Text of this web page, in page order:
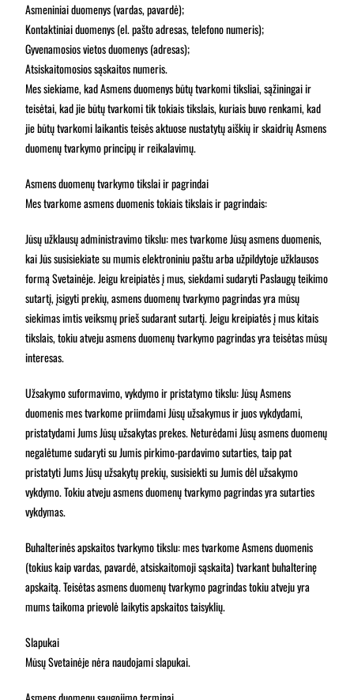
Asmeniniai duomenys (vardas, pavardė);
Kontaktiniai duomenys (el. pašto adresas, telefono numeris);
Gyvenamosios vietos duomenys (adresas);
Atsiskaitomosios sąskaitos numeris.
Mes siekiame, kad Asmens duomenys būtų tvarkomi tiksliai, sąžiningai ir
teisėtai, kad jie būtų tvarkomi tik tokiais tikslais, kuriais buvo renkami, kad
jie būtų tvarkomi laikantis teisės aktuose nustatytų aiškių ir skaidrių Asmens
duomenų tvarkymo principų ir reikalavimų.
Asmens duomenų tvarkymo tikslai ir pagrindai
Mes tvarkome asmens duomenis tokiais tikslais ir pagrindais:
Jūsų užklausų administravimo tikslu: mes tvarkome Jūsų asmens duomenis,
kai Jūs susisiekiate su mumis elektroniniu paštu arba užpildytoje užklausos
formą Svetainėje. Jeigu kreipiatės į mus, siekdami sudaryti Paslaugų teikimo
sutartį, įsigyti prekių, asmens duomenų tvarkymo pagrindas yra mūsų
siekimas imtis veiksmų prieš sudarant sutartį. Jeigu kreipiatės į mus kitais
tikslais, tokiu atveju asmens duomenų tvarkymo pagrindas yra teisėtas mūsų
interesas.
Užsakymo suformavimo, vykdymo ir pristatymo tikslu: Jūsų Asmens
duomenis mes tvarkome priimdami Jūsų užsakymus ir juos vykdydami,
pristatydami Jums Jūsų užsakytas prekes. Neturėdami Jūsų asmens duomenų
negalėtume sudaryti su Jumis pirkimo-pardavimo sutarties, taip pat
pristatyti Jums Jūsų užsakytų prekių, susisiekti su Jumis dėl užsakymo
vykdymo. Tokiu atveju asmens duomenų tvarkymo pagrindas yra sutarties
vykdymas.
Buhalterinės apskaitos tvarkymo tikslu: mes tvarkome Asmens duomenis
(tokius kaip vardas, pavardė, atsiskaitomoji sąskaita) tvarkant buhalterinę
apskaitą. Teisėtas asmens duomenų tvarkymo pagrindas tokiu atveju yra
mums taikoma prievolė laikytis apskaitos taisyklių.
Slapukai
Mūsų Svetainėje nėra naudojami slapukai.